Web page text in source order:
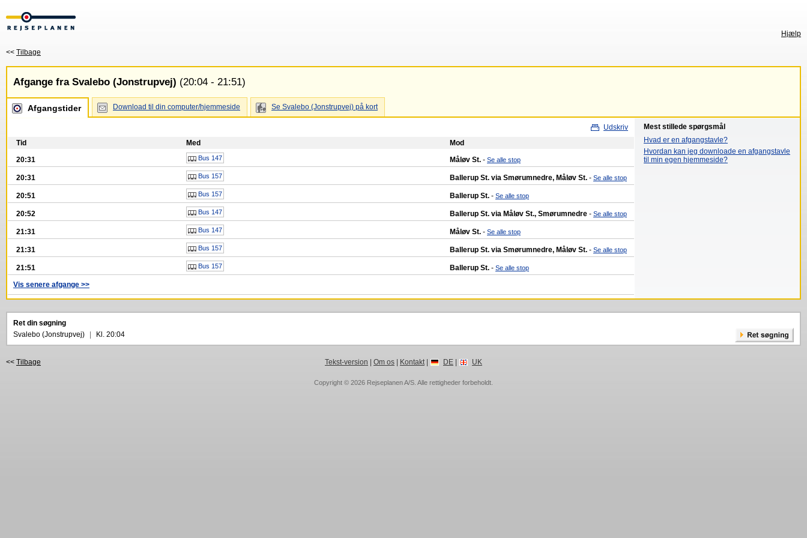
Hjælp
<< Tilbage
Afgange fra Svalebo (Jonstrupvej) (20:04 - 21:51)
Afgangstider Download til din computer/hjemmeside Se Svalebo (Jonstrupvej) på kort
Udskriv
Tid
Med
Mod
20:31
Bus 147 Måløv St. - Se alle stop
20:31 Bus 157 Ballerup St. via Smørumnedre, Måløv St. - Se alle stop
20:51 Bus 157 Ballerup St. - Se alle stop
20:52 Bus 147 Ballerup St. via Måløv St., Smørumnedre - Se alle stop
21:31 Bus 147 Måløv St. - Se alle stop
21:31 Bus 157 Ballerup St. via Smørumnedre, Måløv St. - Se alle stop
21:51 Bus 157 Ballerup St. - Se alle stop
Vis senere afgange >>
Mest stillede spørgsmål
Hvad er en afgangstavle?
Hvordan kan jeg downloade en afgangstavle
til min egen hjemmeside?
Ret din søgning
Svalebo (Jonstrupvej)
Kl. 20:04
<< Tilbage Tekst-version Om os| Kontakt| DE| UK
Copyright © 2026 Rejseplanen A/S . Alle rettigheder forbeholdt.